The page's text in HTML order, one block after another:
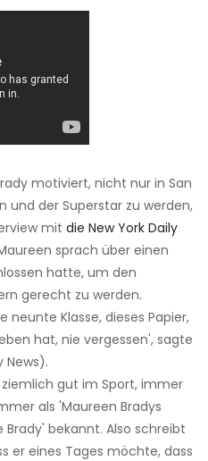
motiviert, nicht nur in San
und der Superstar zu werden,
mit die New York Daily
sprach über einen
hatte, um den
gerecht zu werden.
neunte Klasse, dieses Papier,
hat, nie vergessen', sagte
News).
ziemlich gut im Sport, immer
als 'Maureen Bradys
Brady' bekannt. Also schreibt
er eines Tages möchte, dass